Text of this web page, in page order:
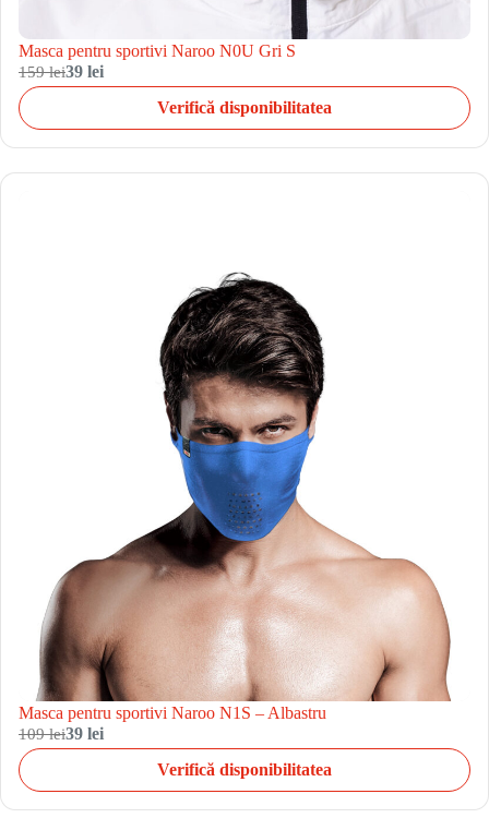
Masca pentru sportivi Naroo N0U Gri S
159 lei39 lei
Verifică disponibilitatea
Masca pentru sportivi Naroo N1S – Albastru
109 lei39 lei
Verifică disponibilitatea